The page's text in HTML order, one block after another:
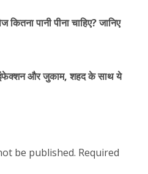
पानी पीना चाहिए? जानिए
और जुकाम, शहद के साथ ये
be published. Required